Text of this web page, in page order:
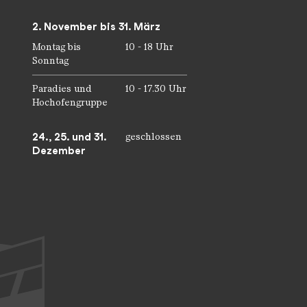
2. November bis 31. März
Montag bis
Sonntag
10 - 18 Uhr
Paradies und
Hochofengruppe
10 - 17.30 Uhr
24., 25. und 31.
Dezember
geschlossen